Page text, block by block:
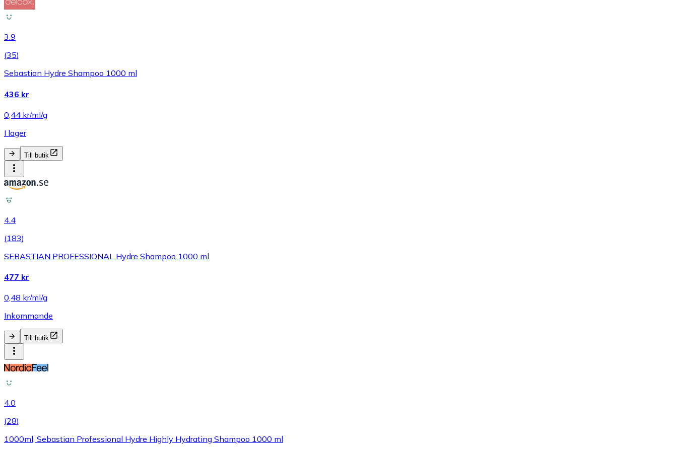
3.9
(35)
Sebastian Hydre Shampoo 1000 ml
436 kr
0,44 kr/ml/g
I lager
Till butik
4.4
(183)
SEBASTIAN PROFESSIONAL Hydre Shampoo 1000 ml
477 kr
0,48 kr/ml/g
Inkommande
Till butik
4.0
(28)
1000ml, Sebastian Professional Hydre Highly Hydrating Shampoo 1000 ml